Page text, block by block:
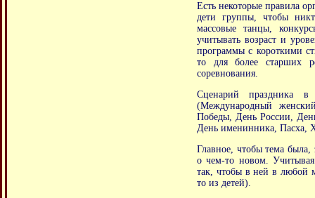
Есть некоторые правила
дети группы, чтобы
массовые танцы,
учитывать возраст и
программы с короткими
то для более старших
соревнования.
Сценарий праздника
(Международный
Победы, День России,
День именинника, Пасха,
Главное, чтобы тема была,
о чем-то новом. Учитывая
так, чтобы в ней в любой
то из детей).